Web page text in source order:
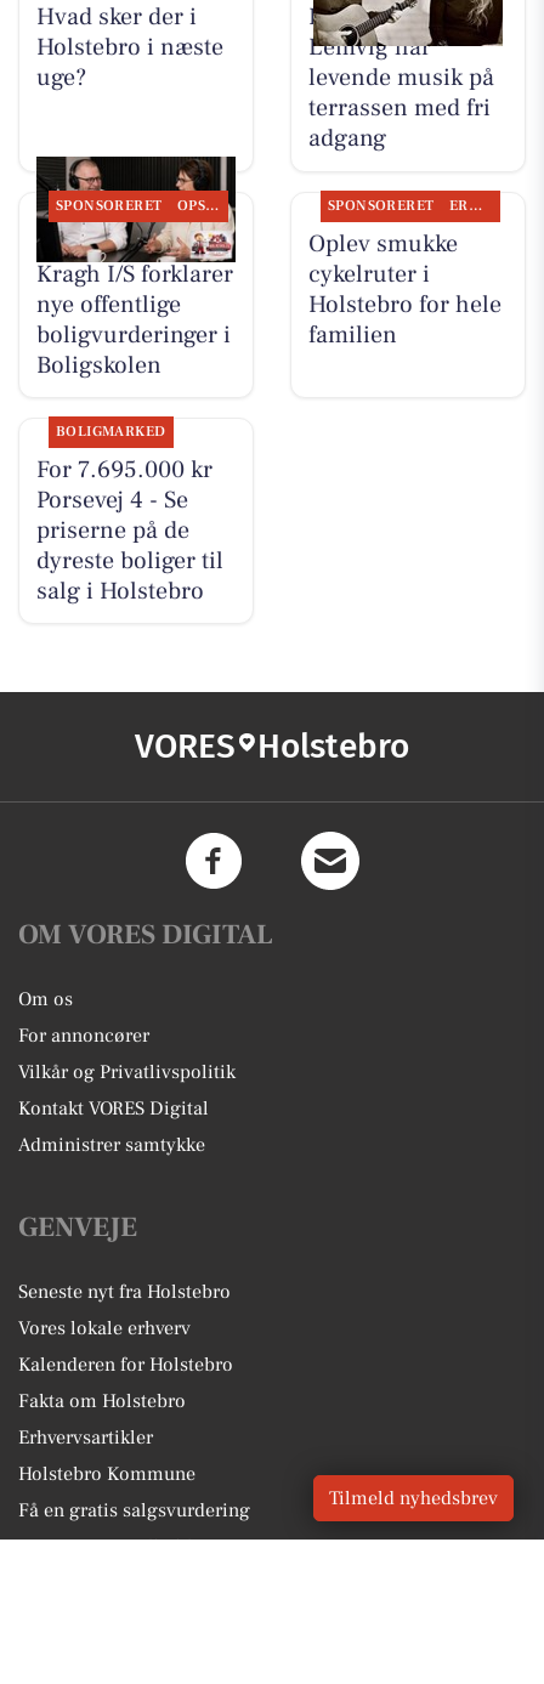
Hvad sker der i
Holstebro i næste
uge?
Restaurant Luna
Lemvig har
levende musik på
terrassen med fri
adgang
SPONSORERET OPSLAGSTAVLEN
BoligOne Mogens
Kragh I/S forklarer
nye offentlige
boligvurderinger i
Boligskolen
SPONSORERET ERHVERV
Oplev smukke
cykelruter i
Holstebro for hele
familien
BOLIGMARKED
For 7.695.000 kr
Porsevej 4 - Se
priserne på de
dyreste boliger til
salg i Holstebro
VORES Holstebro
OM VORES DIGITAL
Om os
For annoncører
Vilkår og Privatlivspolitik
Kontakt VORES Digital
Administrer samtykke
GENVEJE
Seneste nyt fra Holstebro
Vores lokale erhverv
Kalenderen for Holstebro
Fakta om Holstebro
Erhvervsartikler
Holstebro Kommune
Få en gratis salgsvurdering
Sponsoreret indhold
Tilmeld nyhedsbrev